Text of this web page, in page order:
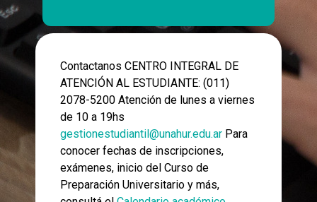
Contactanos CENTRO INTEGRAL DE
ATENCIÓN AL ESTUDIANTE: (011)
2078-5200 Atención de lunes a viernes
de 10 a 19hs
gestionestudiantil@unahur.edu.ar Para
conocer fechas de inscripciones,
exámenes, inicio del Curso de
Preparación Universitario y más,